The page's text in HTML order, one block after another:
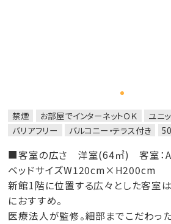
禁煙 お部屋でインターネットＯＫ ユニ
バリアフリー
バルコニー・テラス付き
■客室の広さ 洋室(64㎡) 客室：
ベッドサイズW120cm×H200cm
新館1階に位置する広々とした客室は
におすすめ。
医療法人が監修。細部までこだわっ